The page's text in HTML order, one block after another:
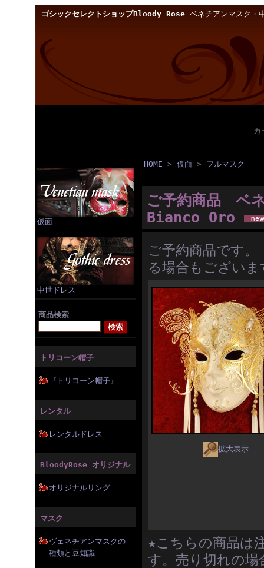
ゴシックセレクトショップBloody Roseベネチアンマスク・
カ
仮面
中世ドレス
商品検索
トリコーン帽子
『トリコーン帽子』
レンタル
レンタルドレス
BloodyRose オリジナル
オリジナルリング
マスク
ヴェネチアンマスクの
種類と豆知識
HOME > 仮面> フルマスク
ご予約商品
Bianco Oro
ご予約商品です
る場合もござい
拡大表示
★こちらの商品は
す。売り切れの